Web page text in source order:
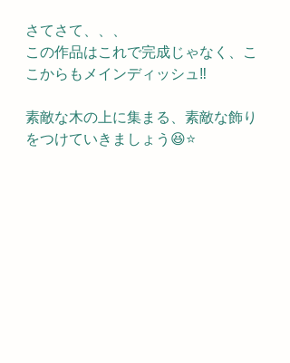
さてさて、、、
この作品はこれで完成じゃなく、こ
こからもメインディッシュ‼️
素敵な木の上に集まる、素敵な飾り
をつけていきましょう😆⭐️